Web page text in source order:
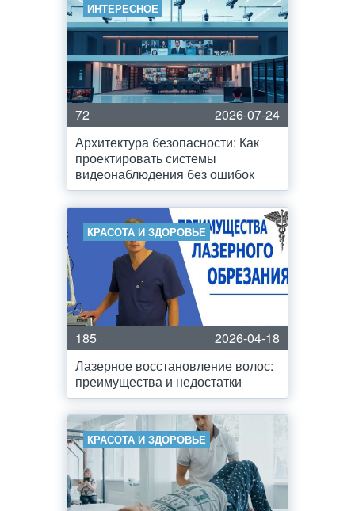
ИНТЕРЕСНОЕ
72
2026-07-24
Архитектура безопасности: Как
проектировать системы
видеонаблюдения без ошибок
КРАСОТА И ЗДОРОВЬЕ
185
2026-04-18
Лазерное восстановление волос:
преимущества и недостатки
КРАСОТА И ЗДОРОВЬЕ